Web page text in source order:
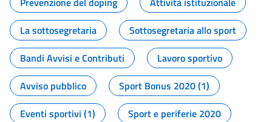
La sottosegretaria
Sottosegretaria allo sport
Bandi Avvisi e Contributi
Lavoro sportivo
Avviso pubblico
Sport Bonus 2020 (1)
Eventi sportivi (1)
Sport e periferie 2020